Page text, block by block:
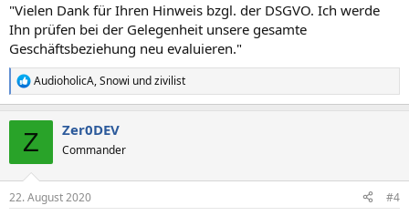
"Vielen Dank für Ihren Hinweis bzgl. der DSGVO. Ich werde
Ihn prüfen bei der Gelegenheit unsere gesamte
Geschäftsbeziehung neu evaluieren."
R
e
e
AudioholicA,Snowi undzivilist
Z Zer0DEV
Commander
22. August 2020 #4